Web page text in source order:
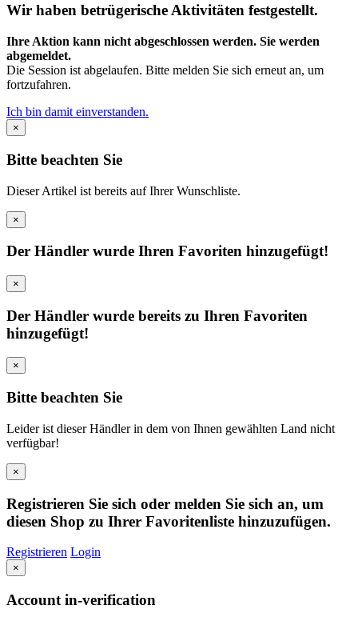
Wir haben betrügerische Aktivitäten festgestellt.
Ihre Aktion kann nicht abgeschlossen werden. Sie werden
abgemeldet.
Die Session ist abgelaufen. Bitte melden Sie sich erneut an, um
fortzufahren.
Ich bin damit einverstanden.
×
Bitte beachten Sie
Dieser Artikel ist bereits auf Ihrer Wunschliste.
×
Der Händler wurde Ihren Favoriten hinzugefügt!
×
Der Händler wurde bereits zu Ihren Favoriten
hinzugefügt!
×
Bitte beachten Sie
Leider ist dieser Händler in dem von Ihnen gewählten Land nicht
verfügbar!
×
Registrieren Sie sich oder melden Sie sich an, um
diesen Shop zu Ihrer Favoritenliste hinzuzufügen.
Registrieren Login
×
Account in-verification